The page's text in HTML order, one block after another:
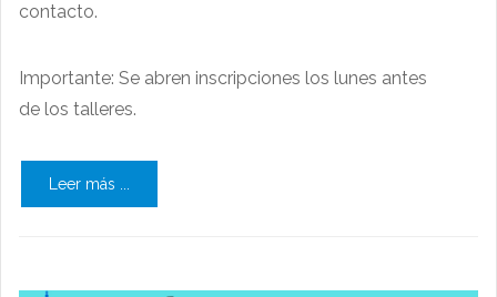
contacto.
Importante: Se abren inscripciones los lunes antes
de los talleres.
Leer más ...